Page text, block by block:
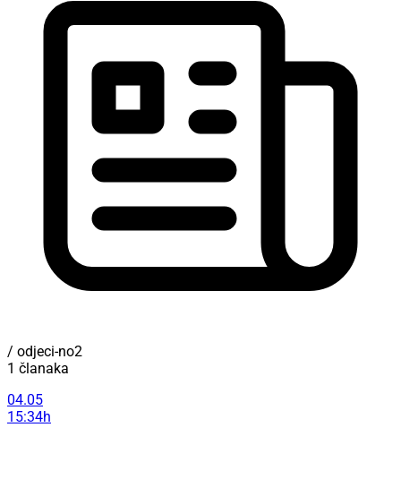
/ odjeci-no2
1 članaka
04.05
15:34h